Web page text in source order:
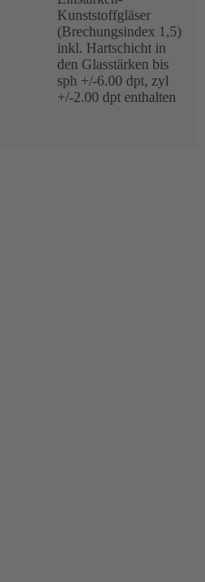
Kunststoffgläser
(Brechungsindex 1,5)
inkl. Hartschicht in
den Glasstärken bis
sph +/-6.00 dpt, zyl
+/-2.00 dpt enthalten